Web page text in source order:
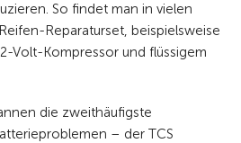
So findet man in vielen
Reparaturset, beispielsweise
Volt-Kompressor und flüssigem
die zweithäufigste
– der TCS